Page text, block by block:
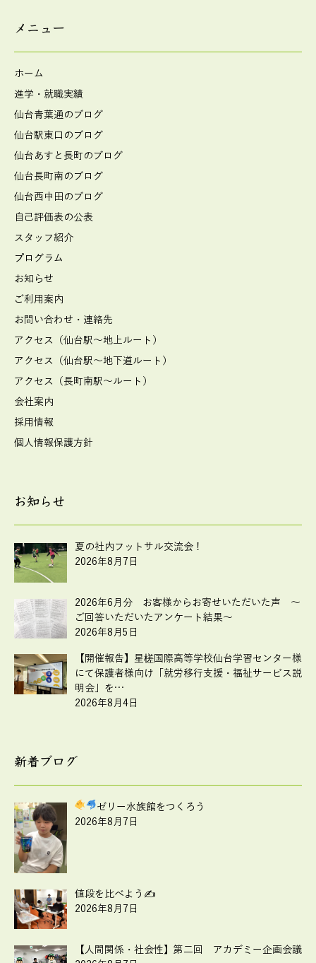
メニュー
ホーム
進学・就職実績
仙台青葉通のブログ
仙台駅東口のブログ
仙台あすと長町のブログ
仙台長町南のブログ
仙台西中田のブログ
自己評価表の公表
スタッフ紹介
プログラム
お知らせ
ご利用案内
お問い合わせ・連絡先
アクセス（仙台駅～地上ルート）
アクセス（仙台駅～地下道ルート）
アクセス（長町南駅～ルート）
会社案内
採用情報
個人情報保護方針
お知らせ
夏の社内フットサル交流会！
2026年8月7日
2026年6月分 お客様からお寄せいただいた声 ～
ご回答いただいたアンケート結果～
2026年8月5日
【開催報告】星槎国際高等学校仙台学習センター様
にて保護者様向け「就労移行支援・福祉サービス説
明会」を…
2026年8月4日
新着ブログ
ゼリー水族館をつくろう
2026年8月7日
値段を比べよう✍
2026年8月7日
【人間関係・社会性】第二回 アカデミー企画会議